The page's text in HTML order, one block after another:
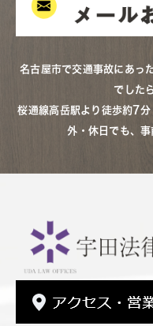
名古屋市で交通事故にあっ
でした
桜通線高岳駅より徒歩約7
外・休日でも、事